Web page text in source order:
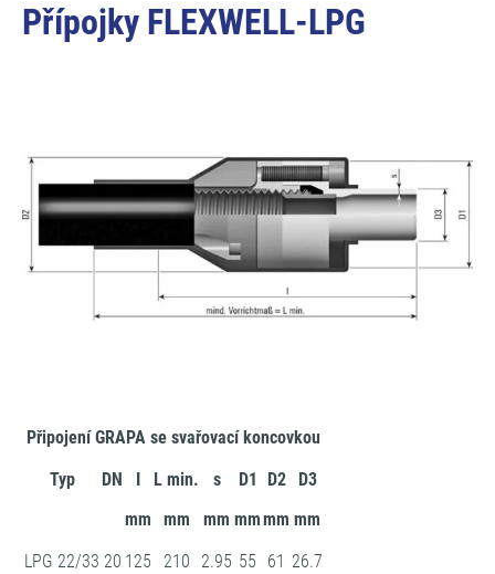
Přípojky FLEXWELL-LPG
Připojení GRAPA se svařovací koncovkou
Typ
DN
mm
L min.
mm
s
mm
D1
mm
D2
mm
D3
mm
LPG 22/33 20 125 210 2.95 55 61 26.7